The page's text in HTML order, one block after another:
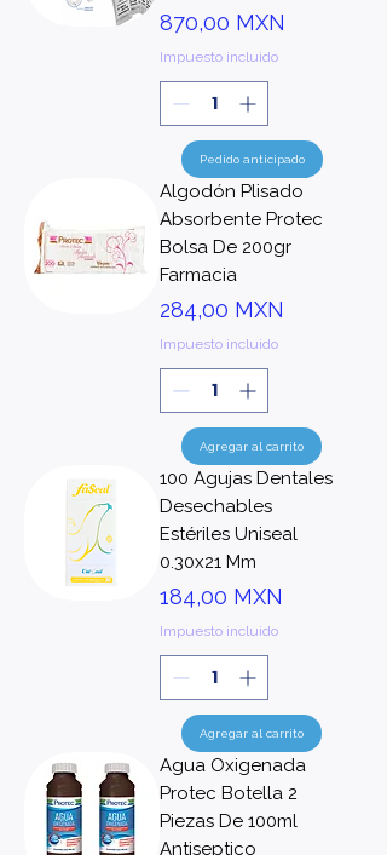
Precio
870,00 MXN
Impuesto incluido
Pedido anticipado
Algodón Plisado
Absorbente Protec
Bolsa De 200gr
Farmacia
Precio
284,00 MXN
Impuesto incluido
Agregar al carrito
100 Agujas Dentales
Desechables
Estériles Uniseal
0.30x21 Mm
Precio
184,00 MXN
Impuesto incluido
Agregar al carrito
Agua Oxigenada
Protec Botella 2
Piezas De 100ml
Antiseptico